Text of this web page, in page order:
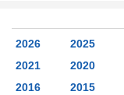
2026 2025
2021
2020
2016
2015